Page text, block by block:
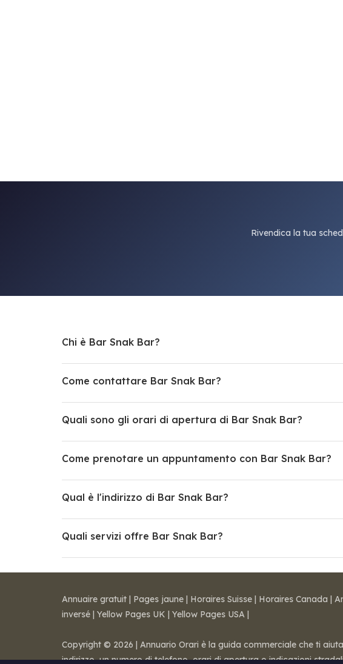
Rivendica la tua
Chi è Bar Snak Bar?
Come contattare Bar Snak Bar?
Quali sono gli orari di apertura di Bar Snak Bar?
Come prenotare un appuntamento con Bar Snak Bar?
Qual è l'indirizzo di Bar Snak Bar?
Quali servizi offre Bar Snak Bar?
Annuaire gratuit | Pages jaune | Horaires Suisse | Horaires Canada |
inversé | Yellow Pages UK | Yellow Pages USA |
Copyright © 2026 | Annuario Orari è la guida commerciale che ti
indirizzo, un numero di telefono, orari di apertura o indicazioni